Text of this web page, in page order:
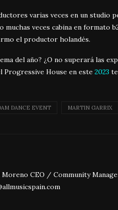
varias veces en un
muchas veces cabina en formato
el productor holandés.
del año? ¿O no superará las
Progressive House en este 2023
DANCE EVENT MARTIN GARRIX
CEO / Community